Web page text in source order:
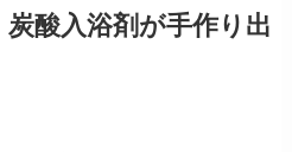
酸入浴剤が手作り出